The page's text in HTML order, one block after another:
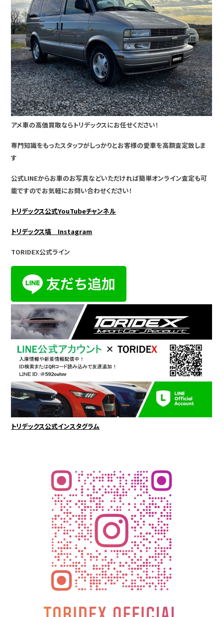
アメ車の高価買取ならトリデックスにお任せください！
専門知識をもったスタッフがしっかりとお客様の愛車を高額査定致しま
す
公式LINEからお車のお写真などいただければ簡単オンライン査定も可
能ですのでお気軽にお問い合わせください！
トリデックス公式YouTubeチャンネル
トリデックス塙 Instagram
TORIDEX公式ライン
トリデックス公式インスタグラム